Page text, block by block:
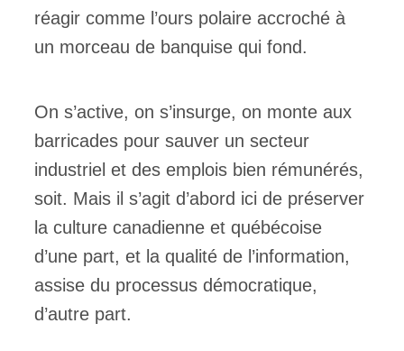
réagir comme l’ours polaire accroché à
un morceau de banquise qui fond.
On s’active, on s’insurge, on monte aux
barricades pour sauver un secteur
industriel et des emplois bien rémunérés,
soit. Mais il s’agit d’abord ici de préserver
la culture canadienne et québécoise
d’une part, et la qualité de l’information,
assise du processus démocratique,
d’autre part.